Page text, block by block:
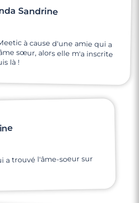
Sandrine
à cause d'une amie qui a
sœur, alors elle m'a inscrite
là !
a trouvé l'âme-soeur sur